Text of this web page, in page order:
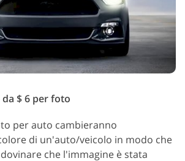
$ 6 per foto
per auto cambieranno
di un'auto/veicolo in modo che
che l'immagine è stata